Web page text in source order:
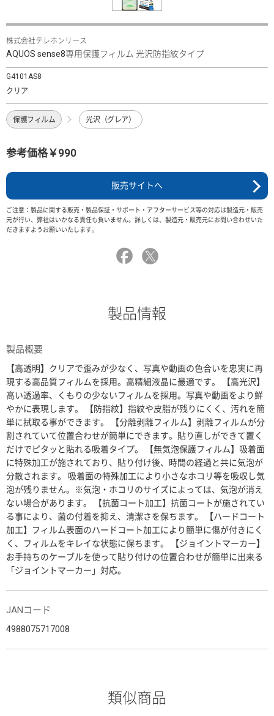
株式会社テレホンリース
AQUOS sense8専用保護フィルム 光沢防指紋タイプ
G4101AS8
クリア
保護フィルム 光沢（グレア）
参考価格￥990
販売サイトへ
ご注意：製品に関する販売・製品保証・サポート・アフターサービス等の対応は製造元・販売
元が行い、弊社はいかなる責任も負いません。詳しくは、製造元・販売元にお問い合わせいた
だきますようお願いいたします。
製品情報
製品概要
【高透明】クリアで歪みが少なく、写真や動画の色合いを忠実に再
現する高品質フィルムを採用。高精細液晶に最適です。 【高光沢】
高い透過率、くもりの少ないフィルムを採用。写真や動画をより鮮
やかに表現します。 【防指紋】指紋や皮脂が残りにくく、汚れを簡
単に拭取る事ができます。 【分離剥離フィルム】剥離フィルムが分
割されていて位置合わせが簡単にできます。貼り直しができて置く
だけでピタッと貼れる吸着タイプ。 【無気泡保護フィルム】吸着面
に特殊加工が施されており、貼り付け後、時間の経過と共に気泡が
分散されます。 吸着面の特殊加工により小さなホコリ等を吸収し気
泡が残りません。※気泡・ホコリのサイズによっては、気泡が消え
ない場合があります。 【抗菌コート加工】抗菌コートが施されてい
る事により、菌の付着を抑え、清潔さを保ちます。 【ハードコート
加工】フィルム表面のハードコート加工により簡単に傷が付きにく
く、フィルムをキレイな状態に保ちます。 【ジョイントマーカー】
お手持ちのケーブルを使って貼り付けの位置合わせが簡単に出来る
「ジョイントマーカー」対応。
JANコード
4988075717008
類似商品